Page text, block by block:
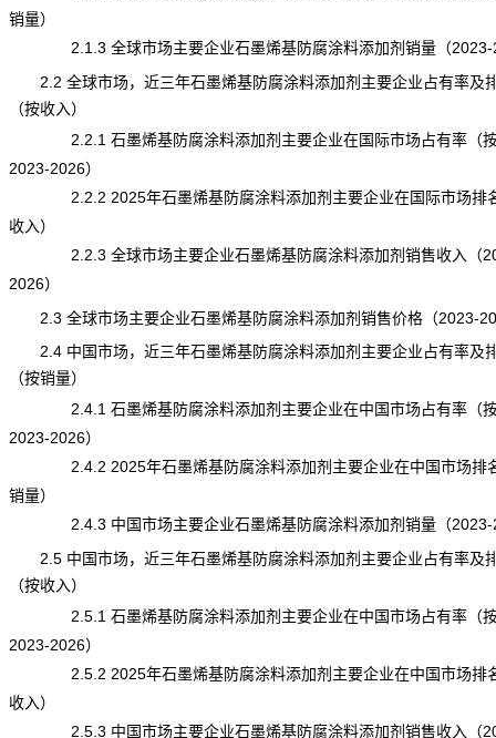
销量）
2.1.3 全球市场主要企业石墨烯基防腐涂料添加剂销量（2023-
2.2 全球市场，近三年石墨烯基防腐涂料添加剂主要企业占有率及
（按收入）
2.2.1 石墨烯基防腐涂料添加剂主要企业在国际市场占有率（
2023-2026）
2.2.2 2025年石墨烯基防腐涂料添加剂主要企业在国际市场排
收入）
2.2.3 全球市场主要企业石墨烯基防腐涂料添加剂销售收入（
2026）
2.3 全球市场主要企业石墨烯基防腐涂料添加剂销售价格（2023-
2.4 中国市场，近三年石墨烯基防腐涂料添加剂主要企业占有率及
（按销量）
2.4.1 石墨烯基防腐涂料添加剂主要企业在中国市场占有率（
2023-2026）
2.4.2 2025年石墨烯基防腐涂料添加剂主要企业在中国市场排
销量）
2.4.3 中国市场主要企业石墨烯基防腐涂料添加剂销量（2023-
2.5 中国市场，近三年石墨烯基防腐涂料添加剂主要企业占有率及
（按收入）
2.5.1 石墨烯基防腐涂料添加剂主要企业在中国市场占有率（
2023-2026）
2.5.2 2025年石墨烯基防腐涂料添加剂主要企业在中国市场排
收入）
2.5.3 中国市场主要企业石墨烯基防腐涂料添加剂销售收入（